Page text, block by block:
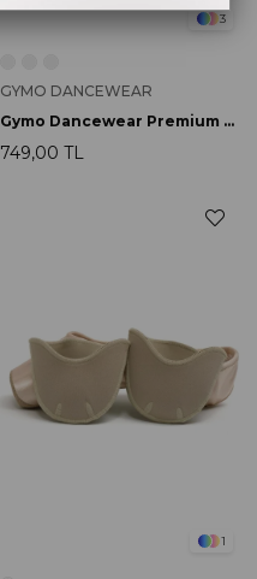
3
GYMO DANCEWEAR
Gymo Dancewear Premium Silikon Bale Point Uçluk Perfore
749,00 TL
1